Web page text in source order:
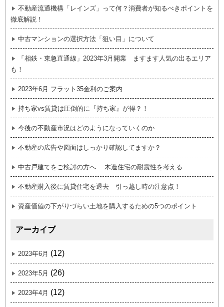
不動産流通機構「レインズ」って何？消費者が知るべきポイントを
徹底解説！
中古マンションの選択方法「狙い目」について
「相鉄・東急直通線」2023年3月開業 ますます人気の出るエリア
も！
2023年6月 フラット35金利のご案内
持ち家vs賃貸は圧倒的に『持ち家』が得？！
今後の不動産市況はどのようになっていくのか
不動産の広告や図面はしっかり確認してますか？
中古戸建てをご検討の方へ 木造住宅の耐震性を考える
不動産購入後に賃貸住宅を退去 引っ越し時の注意点！
資産価値の下がりづらい土地を購入するための5つのポイント
アーカイブ
2023年6月 (12)
2023年5月 (26)
2023年4月 (12)